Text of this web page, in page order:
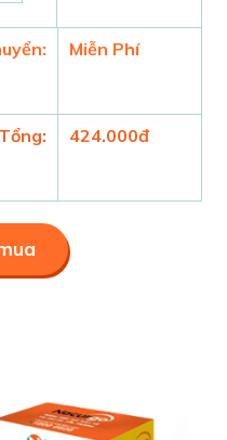
Miễn Phí
Tổng: 424.000đ